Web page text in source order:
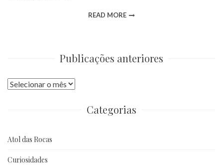
READ MORE
Publicações anteriores
Publicações
Categorias
Atol das Rocas
Curiosidades